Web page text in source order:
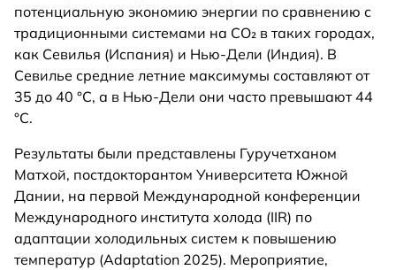
потенциальную экономию энергии по сравнению с
традиционными системами на CO₂ в таких городах,
как Севилья (Испания) и Нью-Дели (Индия). В
Севилье средние летние максимумы составляют от
35 до 40 °C, а в Нью-Дели они часто превышают 44
°C.
Результаты были представлены Гуручетханом
Матхой, постдокторантом Университета Южной
Дании, на первой Международной конференции
Международного института холода (IIR) по
адаптации холодильных систем к повышению
температур (Adaptation 2025). Мероприятие,